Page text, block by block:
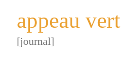
appeau vert
[journal]